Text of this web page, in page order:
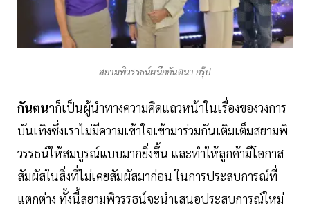
สยามพิวรรธน์ผนึกกันตนา กรุ๊ป
กันตนาก็เป็นผู้นำทางความคิดแถวหน้าในเรื่องของวงการ
บันเทิงซึ่งเราไม่มีความเข้าใจเข้ามาร่วมกันเติมเต็มสยามพิ
วรรธน์ให้สมบูรณ์แบบมากยิ่งขึ้น และทำให้ลูกค้ามีโอกาส
สัมผัสในสิ่งที่ไม่เคยสัมผัสมาก่อน ในการประสบการณ์ที่
แตกต่าง ทั้งนี้สยามพิวรรธน์จะนำเสนอประสบการณ์ใหม่